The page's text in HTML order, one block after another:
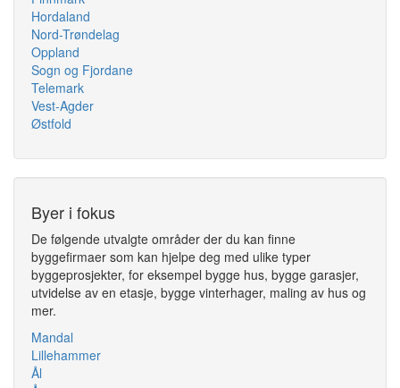
Hordaland
Nord-Trøndelag
Oppland
Sogn og Fjordane
Telemark
Vest-Agder
Østfold
Byer i fokus
De følgende utvalgte områder der du kan finne
byggefirmaer som kan hjelpe deg med ulike typer
byggeprosjekter, for eksempel bygge hus, bygge garasjer,
utvidelse av en etasje, bygge vinterhager, maling av hus og
mer.
Mandal
Lillehammer
Ål